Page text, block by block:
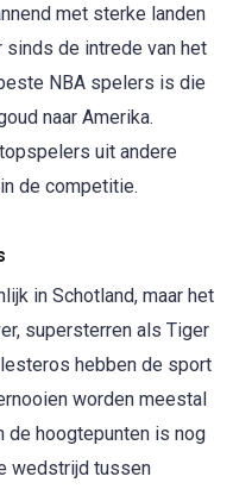
met sterke landen
sinds de intrede van het
NBA spelers is die
naar Amerika.
uit andere
de competitie.
in Schotland, maar het
supersterren als Tiger
hebben de sport
worden meestal
de hoogtepunten is nog
wedstrijd tussen